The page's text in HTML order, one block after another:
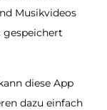
Musikvideos
gespeichert
diese App
dazu einfach